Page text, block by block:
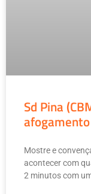
Sd Pina
afogamento
Mostre e
acontecer com
2 minutos com